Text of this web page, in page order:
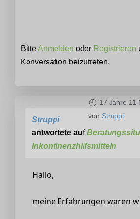
BitteAnmelden oder Registrieren
Konversation beizutreten.
17 Jahre 11
von Struppi
Struppi
antwortete auf
Inkontinenzhilfsmitteln
Hallo,
meine Erfahrungen waren